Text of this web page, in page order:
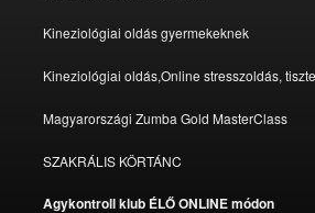
Kineziológiai oldás gyermekeknek
Kineziológiai oldás,Online stresszoldás,
Magyarországi Zumba Gold MasterClass
SZAKRÁLIS KÖRTÁNC
Agykontroll klub ÉLŐ ONLINE módon